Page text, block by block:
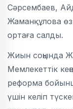
Сәрсембаев,
Жаманқұлова
ортаға салды.
Жиын соңында
Мемлекеттік
реформа
үшін келіп